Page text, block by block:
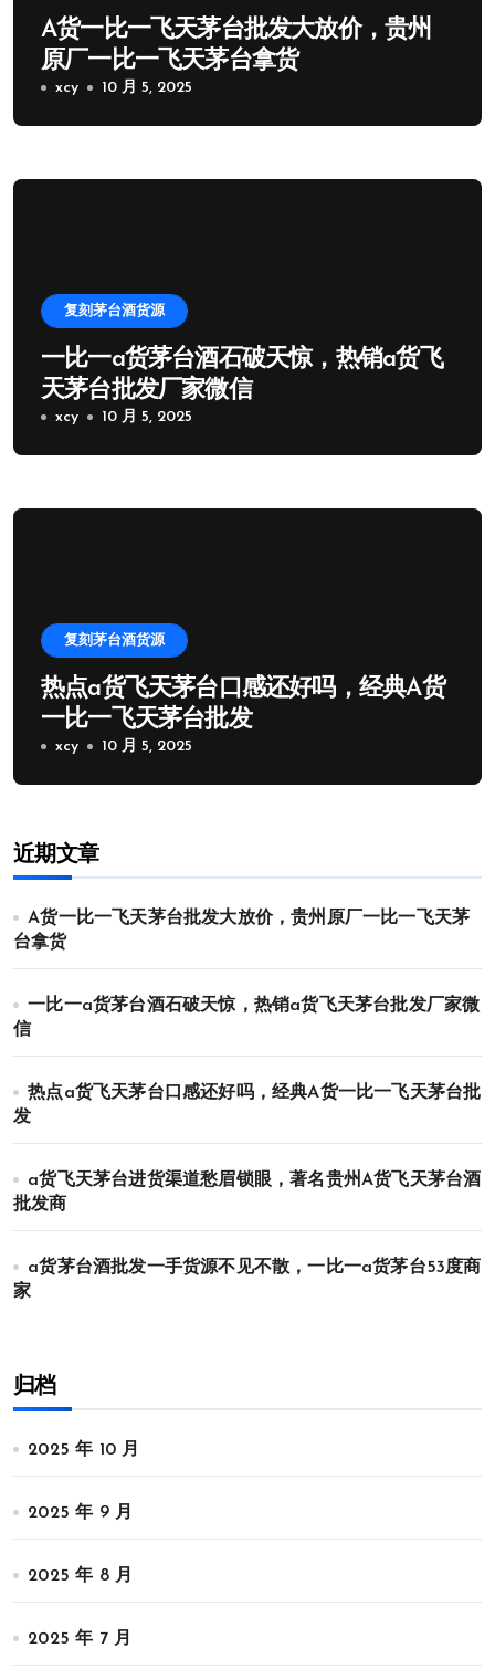
A货一比一飞天茅台批发大放价，贵州
原厂一比一飞天茅台拿货
xcy 10 月 5, 2025
复刻茅台酒货源
一比一a货茅台酒石破天惊，热销a货飞
天茅台批发厂家微信
xcy 10 月 5, 2025
复刻茅台酒货源
热点a货飞天茅台口感还好吗，经典A货
一比一飞天茅台批发
xcy 10 月 5, 2025
近期文章
A货一比一飞天茅台批发大放价，贵州原厂一比一飞天茅
台拿货
一比一a货茅台酒石破天惊，热销a货飞天茅台批发厂家微
信
热点a货飞天茅台口感还好吗，经典A货一比一飞天茅台批
发
a货飞天茅台进货渠道愁眉锁眼，著名贵州A货飞天茅台酒
批发商
a货茅台酒批发一手货源不见不散，一比一a货茅台53度商
家
归档
2025 年 10 月
2025 年 9 月
2025 年 8 月
2025 年 7 月